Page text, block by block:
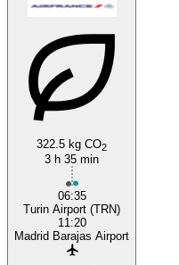
322.5 kg CO2
3 h 35 min
06:35
Turin Airport (TRN)
11:20
Madrid Barajas Airport